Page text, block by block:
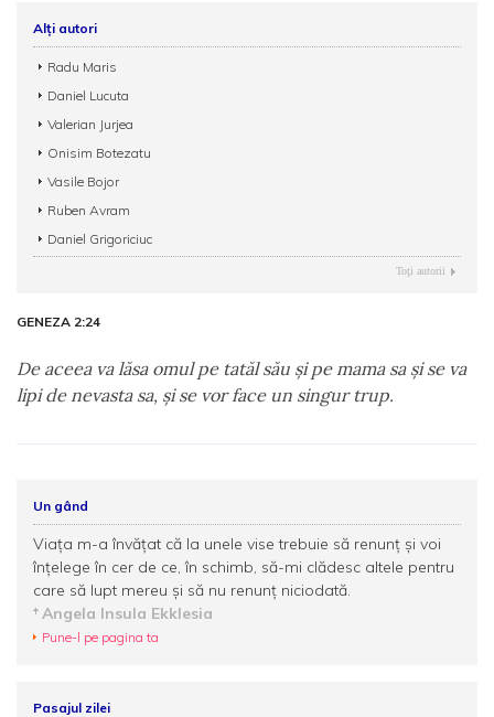
Alți autori
Radu Maris
Daniel Lucuta
Valerian Jurjea
Onisim Botezatu
Vasile Bojor
Ruben Avram
Daniel Grigoriciuc
Toţi autorii
GENEZA 2:24
De aceea va lăsa omul pe tatăl său şi pe mama sa şi se va
lipi de nevasta sa, şi se vor face un singur trup.
Un gând
Viaţa m-a învăţat că la unele vise trebuie să renunţ şi voi
înţelege în cer de ce, în schimb, să-mi clădesc altele pentru
care să lupt mereu şi să nu renunţ niciodată.
Angela Insula Ekklesia
Pune-l pe pagina ta
Pasajul zilei